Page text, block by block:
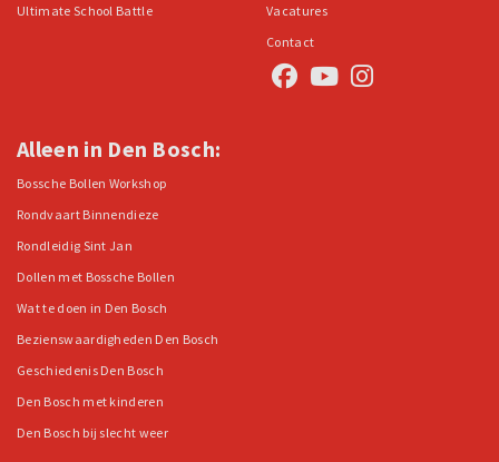
Ultimate School Battle
Vacatures
Contact
Alleen in Den Bosch:
Bossche Bollen Workshop
Rondvaart Binnendieze
Rondleidig Sint Jan
Dollen met Bossche Bollen
Wat te doen in Den Bosch
Bezienswaardigheden Den Bosch
Geschiedenis Den Bosch
Den Bosch met kinderen
Den Bosch bij slecht weer